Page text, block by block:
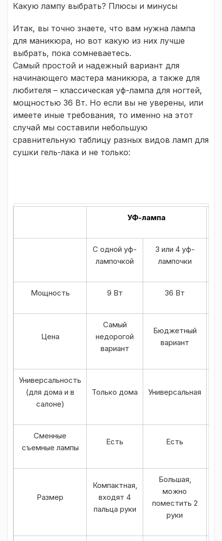
Какую лампу выбрать? Плюсы и минусы
Итак, вы точно знаете, что вам нужна лампа
для маникюра, но вот какую из них лучше
выбрать, пока сомневаетесь.
Самый простой и надежный вариант для
начинающего мастера маникюра, а также для
любителя – классическая уф-лампа для ногтей,
мощностью 36 Вт. Но если вы не уверены, или
имеете иные требования, то именно на этот
случай мы составили небольшую
сравнительную таблицу разных видов ламп для
сушки гель-лака и не только:
УФ-лампа
С одной уф-
лампочкой
3 или 4 уф-
лампочки
Мощность 9 Вт 36 Вт
Цена
Самый
недорогой
вариант
Бюджетный
вариант
Универсальность
(для дома и в
салоне)
Только дома Универсальная
Сменные
съемные лампы
Есть Есть
Размер
Компактная,
входят 4
пальца руки
Большая,
можно
поместить 2
руки